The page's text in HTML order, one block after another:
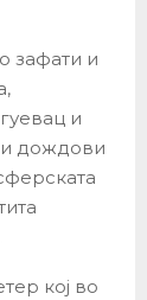
зафати и
и
дождови
кој во